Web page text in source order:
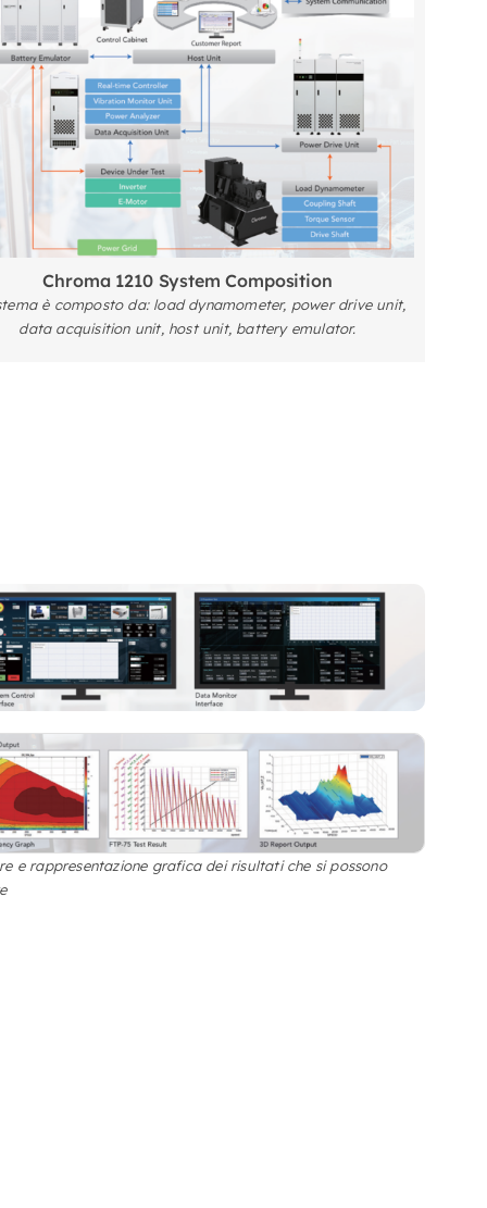
Chroma 1210 System Composition
è composto da: load dynamometer, power drive unit,
data acquisition unit, host unit, battery emulator.
e rappresentazione grafica dei risultati che si possono